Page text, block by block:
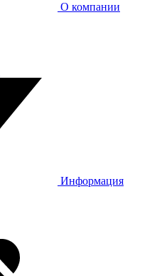
О компании
Информация